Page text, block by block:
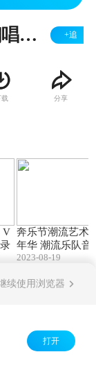
逃跑计划乐队致敬崔健 翻唱《让我在雪地上撒点野》 +追
载 分享
V 奔乐节潮流艺术
年华 潮流乐队音
告
2023-08-19
续使用浏览器
打开